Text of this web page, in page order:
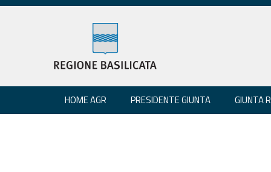
HOME AGR PRESIDENTE GIUNTA GIUNTA